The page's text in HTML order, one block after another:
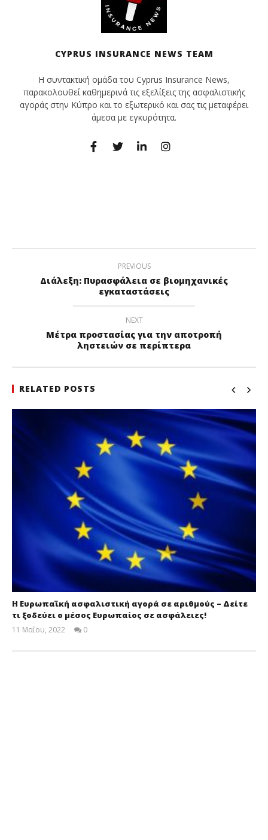
CYPRUS INSURANCE NEWS TEAM
Η συντακτική ομάδα του Cyprus Insurance News,
παρακολουθεί καθημερινά τις εξελίξεις της ασφαλιστικής
αγοράς στην Κύπρο και το εξωτερικό και σας τις μεταφέρει
άμεσα με εγκυρότητα.
PREVIOUS
Διάλεξη: Πυρασφάλεια σε βιομηχανικές
εγκαταστάσεις
NEXT
Μέτρα προστασίας για την αποτροπή
ληστειών σε περίπτερα
RELATED POSTS
Η Ευρωπαϊκή ασφαλιστική αγορά σε αριθμούς – Δείτε
τι ξοδεύει ο μέσος Eυρωπαίος σε ασφάλειες!
11 Μαΐου, 2022
Insurance
0